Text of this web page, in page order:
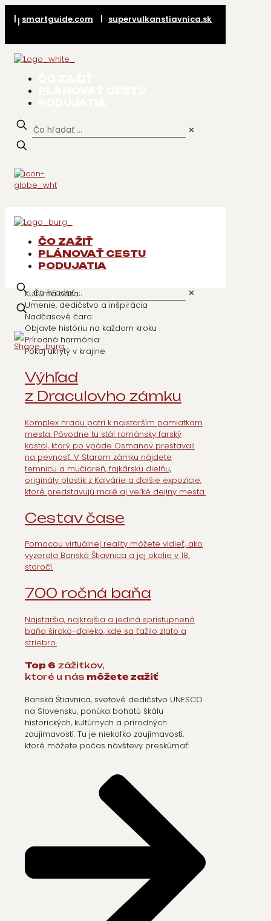
| smartguide.com | supervulkanstiavnica.sk
|
✕
ČO ZAŽIŤ
PLÁNOVAŤ CESTU
PODUJATIA
✕
Kultúrna oáza:
Umenie, dedičstvo a inšpirácia
Nadčasové čaro:
Objavte históriu na každom kroku
Prírodná harmónia:
Pokoj ukrytý v krajine
Výhľad
z Draculovho zámku
Komplex hradu patrí k najstarším pamiatkam
mesta. Pôvodne tu stál románsky farský
kostol, ktorý po vpáde Osmanov prestavali
na pevnosť. V Starom zámku nájdete
temnicu a mučiareň, fajkársku dielňu,
originály plastík z Kalvárie a ďalšie expozície,
ktoré predstavujú malé aj veľké dejiny mesta.
Cestav čase
Pomocou virtuálnej reality môžete vidieť, ako
vyzerala Banská Štiavnica a jej okolie v 18.
storočí.
700 ročná baňa
Najstaršia, najkrajšia a jediná sprístupnená
baňa široko-ďaleko, kde sa ťažilo zlato a
striebro.
Top 6 zážitkov,
ktoré u nás môžete zažiť
Banská Štiavnica, svetové dedičstvo UNESCO
na Slovensku, ponúka bohatú škálu
historických, kultúrnych a prírodných
zaujímavostí. Tu je niekoľko zaujímavostí,
ktoré môžete počas návštevy preskúmať: